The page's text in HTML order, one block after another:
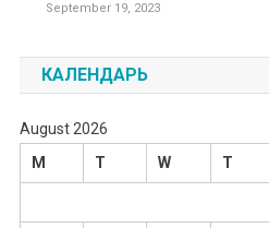
September 19, 2023
КАЛЕНДАРЬ
August 2026
M
T W T